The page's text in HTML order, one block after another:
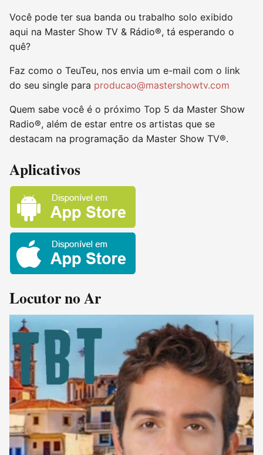
Você pode ter sua banda ou trabalho solo exibido
aqui na Master Show TV & Rádio®, tá esperando o
quê?
Faz como o TeuTeu, nos envia um e-mail com o link
do seu single para producao@mastershowtv.com
Quem sabe você é o próximo Top 5 da Master Show
Radio®, além de estar entre os artistas que se
destacam na programação da Master Show TV®.
Aplicativos
Locutor no Ar